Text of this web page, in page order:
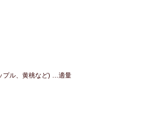
プル、黄桃など) …適量